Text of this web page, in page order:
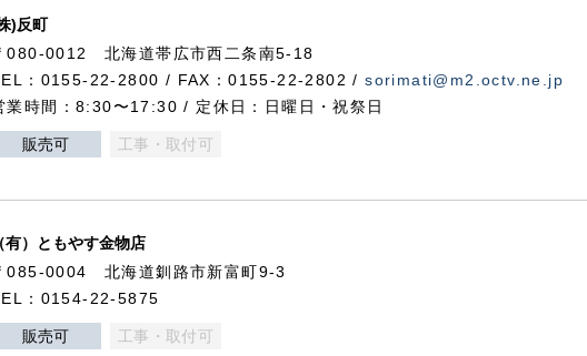
)反町
080-0012 北海道帯広市西二条南5-18
：0155-22-2800 / FAX：0155-22-2802 /sorimati@m2.octv.ne.jp
業時間：8:30〜17:30 / 定休日：日曜日・祝祭日
販売可 工事・取付可
有）ともやす金物店
085-0004 北海道釧路市新富町9-3
：0154-22-5875
販売可 工事・取付可